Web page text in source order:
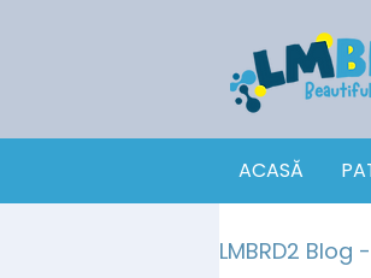
ACASĂ
LMBRD2